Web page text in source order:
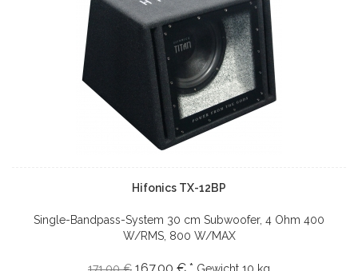
Hifonics TX-12BP
Single-Bandpass-System 30 cm Subwoofer, 4 Ohm 400
W/RMS, 800 W/MAX